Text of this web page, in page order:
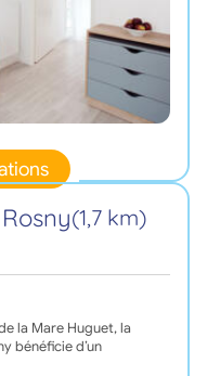
(1,7 km)
la Mare Huguet, la
bénéficie d’un